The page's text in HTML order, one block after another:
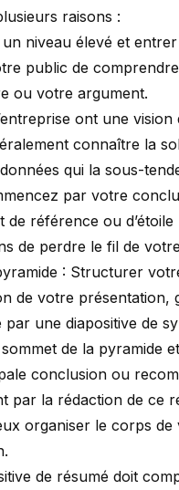
raisons :
niveau élevé et entrer
public de
ou votre argument.
ont une vision
connaître la
qui la sous-
par votre
de référence ou
de perdre le fil de
: Structurer
de votre présentation,
par une diapositive de
de la pyramide
conclusion ou
par la rédaction de ce
organiser le corps de
de résumé doit